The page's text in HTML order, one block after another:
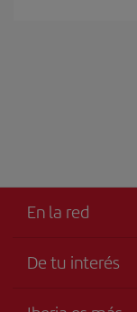
En la red
De tu interés